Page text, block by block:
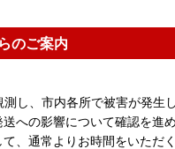
のご案内
し、市内各所で被害が発生し
への影響について確認を進め
、通常よりお時間をいただ